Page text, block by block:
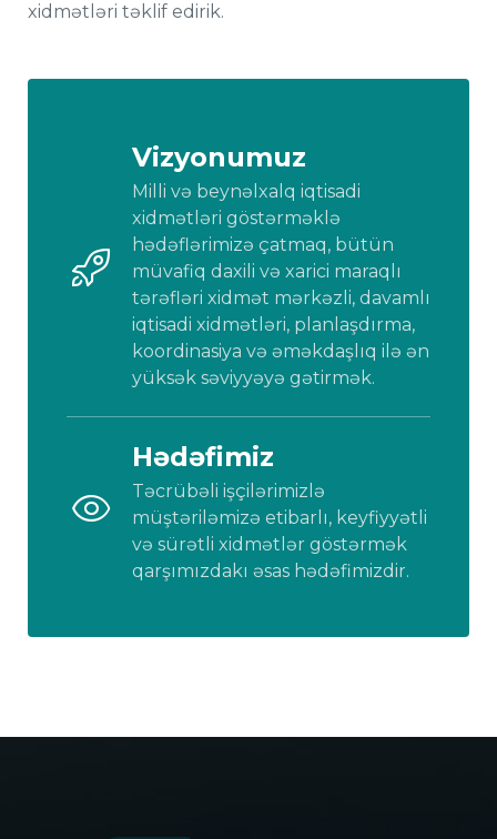
xidmətləri təklif edirik.
Vizyonumuz
Milli və beynəlxalq iqtisadi
xidmətləri göstərməklə
hədəflərimizə çatmaq, bütün
müvafiq daxili və xarici maraqlı
tərəfləri xidmət mərkəzli, davamlı
iqtisadi xidmətləri, planlaşdırma,
koordinasiya və əməkdaşlıq ilə ən
yüksək səviyyəyə gətirmək.
Hədəfimiz
Təcrübəli işçilərimizlə
müştəriləmizə etibarlı, keyfiyyətli
və sürətli xidmətlər göstərmək
qarşımızdakı əsas hədəfimizdir.